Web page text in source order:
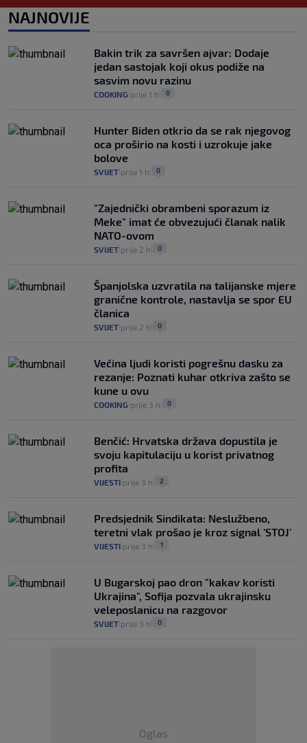
0
automobilom na Hvar iz Zagreba, a
koliko iz Osijeka
VIJESTI 14
NAJNOVIJE
Bakin trik za savršen ajvar: Dodaje
jedan sastojak koji okus podiže na
sasvim novu razinu
COOKING prije 1 h 0
Hunter Biden otkrio da se rak njegovog
oca proširio na kosti i uzrokuje jake
bolove
SVIJET prije 1 h 0
"Zajednički obrambeni sporazum iz
Meke" imat će obvezujući članak nalik
NATO-ovom
SVIJET prije 2 h 0
Španjolska uzvratila na talijanske mjere
granične kontrole, nastavlja se spor EU
članica
SVIJET prije 2 h 0
Većina ljudi koristi pogrešnu dasku za
rezanje: Poznati kuhar otkriva zašto se
kune u ovu
COOKING prije 3 h 0
Benčić: Hrvatska država dopustila je
svoju kapitulaciju u korist privatnog
profita
VIJESTI prije 3 h 2
Predsjednik Sindikata: Neslužbeno,
teretni vlak prošao je kroz signal 'STOJ'
VIJESTI prije 3 h 1
U Bugarskoj pao dron "kakav koristi
Ukrajina", Sofija pozvala ukrajinsku
veleposlanicu na razgovor
SVIJET prije 3 h 0
Oglas